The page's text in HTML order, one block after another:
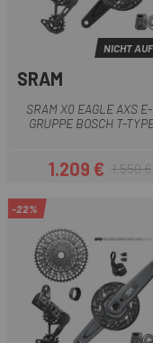
NICHT
SRAM
SRAM X0 EAGLE AXS
GRUPPE BOSCH T-
Preis
1.209 € 1.550 €
-22%